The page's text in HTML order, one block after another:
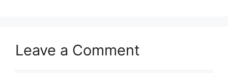
Leave a Comment